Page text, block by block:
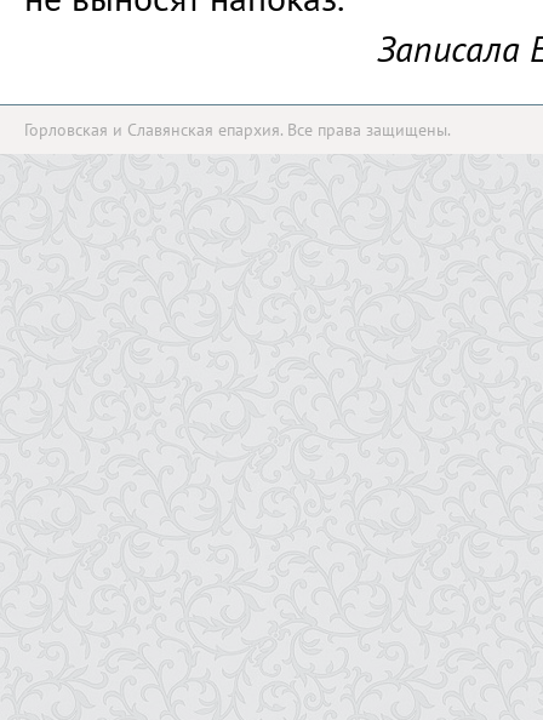
Записала
Горловская и Славянская епархия. Все права защищены.